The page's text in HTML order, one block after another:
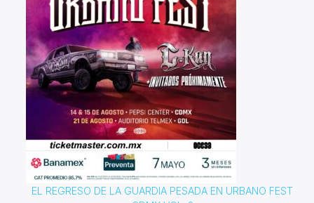
EL REGRESO DE LA GUARDIA PESADA EN URBANO FEST